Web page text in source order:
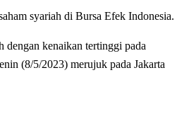
syariah di Bursa Efek Indonesia.
dengan kenaikan tertinggi pada
(8/5/2023) merujuk pada Jakarta